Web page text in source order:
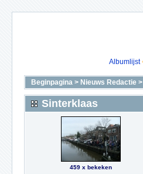
Albumlijst
Beginpagina > Nieuws Redactie >
Sinterklaas
459 x bekeken